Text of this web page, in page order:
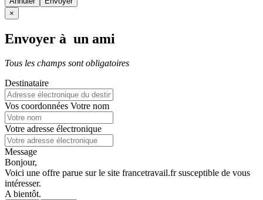
×
Envoyer à un ami
Tous les champs sont obligatoires
Destinataire
Vos coordonnées Votre nom
Votre adresse électronique
Message
Bonjour,
Voici une offre parue sur le site francetravail.fr susceptible de vous
intéresser.
A bientôt.